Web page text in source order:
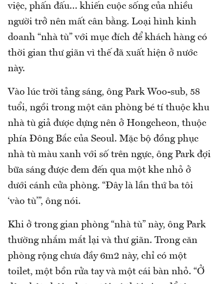
việc, phấn đấu… khiến cuộc sống của nhiều
người trở nên mất cân bằng. Loại hình kinh
doanh “nhà tù” với mục đích để khách hàng có
thời gian thư giãn vì thế đã xuất hiện ở nước
này.
Vào lúc trời tảng sáng, ông Park Woo-sub, 58
tuổi, ngồi trong một căn phòng bé tí thuộc khu
nhà tù giả được dựng nên ở Hongcheon, thuộc
phía Đông Bắc của Seoul. Mặc bộ đồng phục
nhà tù màu xanh với số trên ngực, ông Park đợi
bữa sáng được đem đến qua một khe nhỏ ở
dưới cánh cửa phòng. “Đây là lần thứ ba tôi
‘vào tù’”, ông nói.
Khi ở trong gian phòng “nhà tù” này, ông Park
thường nhắm mắt lại và thư giãn. Trong căn
phòng rộng chưa đầy 6m2 này, chỉ có một
toilet, một bồn rửa tay và một cái bàn nhỏ. “Ở